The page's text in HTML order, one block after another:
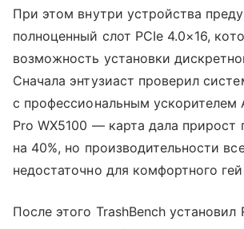
При этом внутри устройства
полноценный слот PCIe 4.0×16,
возможность установки
Сначала энтузиаст проверил
с профессиональным ускорителем
Pro WX5100 — карта дала прирост
на 40%, но производительности
недостаточно для комфортного
После этого TrashBench установил